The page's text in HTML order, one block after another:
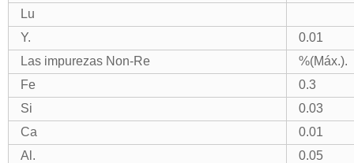
Lu
Y.
0.01
Las impurezas Non-Re
%(Máx.).
Fe
0.3
Si
0.03
Ca
0.01
Al.
0.05